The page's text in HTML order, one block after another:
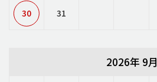
30 31
2026年 9月